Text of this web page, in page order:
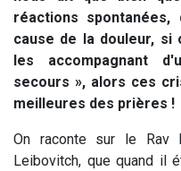
réactions
cause de la douleur, si
les accompagnant
secours », alors ces
meilleures des prières !
On raconte sur le Rav
Leibovitch, que quand il